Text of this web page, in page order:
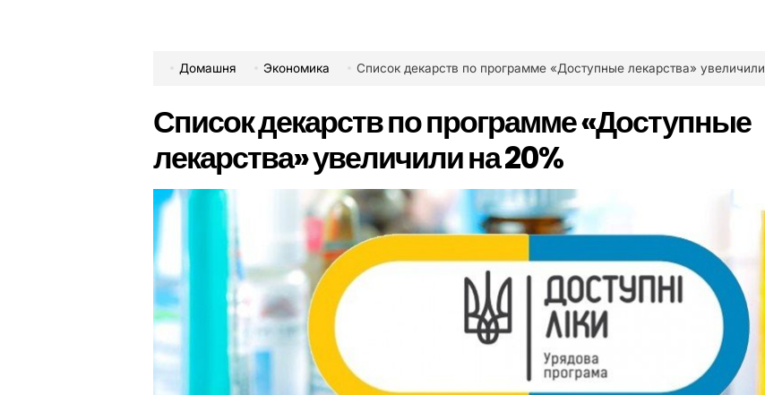
Домашня Экономика Список декарств по программе «Доступные лекарства» увеличили на 20%
Список декарств по программе «Доступные
лекарства» увеличили на 20%